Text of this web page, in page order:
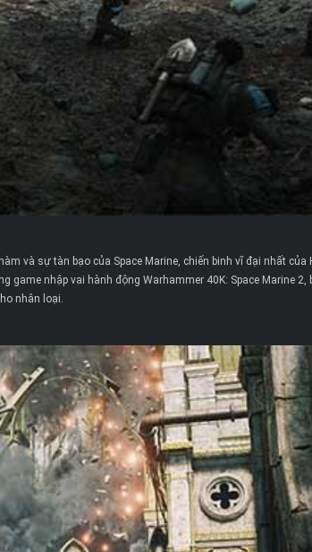
và sự tàn bạo của Space Marine, chiến binh vĩ đại nhất
nhập vai hành động Warhammer 40K: Space Marine
nhân loại.